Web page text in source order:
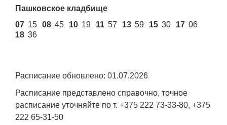
Пашковское кладбище
07 15 08 45 10 19 11 57 13 59 15 30 17 06
18 36
Расписание обновлено: 01.07.2026
Расписание представлено справочно, точное
расписание уточняйте по т. +375 222 73-33-80, +375
222 65-31-50